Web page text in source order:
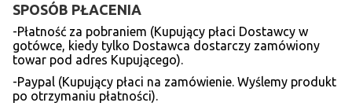
SPOSÓB PŁACENIA
-Płatność za pobraniem (Kupujący płaci Dostawcy w
gotówce, kiedy tylko Dostawca dostarczy zamówiony
towar pod adres Kupującego).
-Paypal (Kupujący płaci na zamówienie. Wyślemy produkt
po otrzymaniu płatności).